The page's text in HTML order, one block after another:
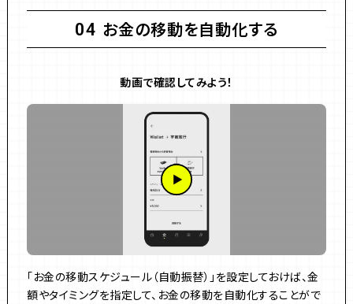
04 お金の移動を自動化する
動画で確認してみよう！
「お金の移動スケジュール（自動振替）」を設定しておけば、金
額やタイミングを指定して、お金の移動を自動化することがで